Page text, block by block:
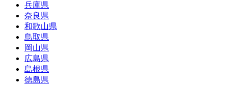
兵庫県
奈良県
和歌山県
鳥取県
岡山県
広島県
島根県
徳島県